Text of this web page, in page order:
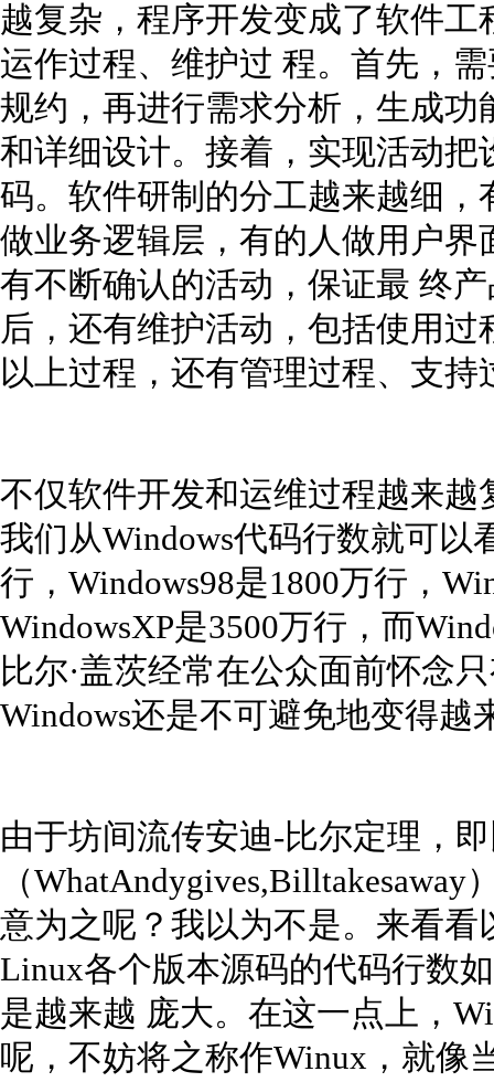
越复杂，程序开发变成了软件
运作过程、维护过 程。首先，
规约，再进行需求分析，生成
和详细设计。接着，实现活动
码。软件研制的分工越来越细
做业务逻辑层，有的人做用户
有不断确认的活动，保证最 终
后，还有维护活动，包括使用
以上过程，还有管理过程、支持
不仅软件开发和运维过程越来
我们从Windows代码行数就可以
行，Windows98是1800万行，
WindowsXP是3500万行，而
比尔·盖茨经常在公众面前怀念
Windows还是不可避免地变得越
由于坊间流传安迪-比尔定理，
（
意为之呢？我以为不是。来看
Linux各个版本源码的代码行数
是越来越 庞大。在这一点上，
呢，不妨将之称作Winux，就像